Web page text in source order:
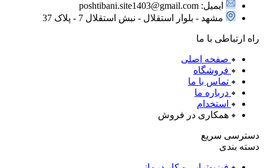
ایمیل: poshtibani.site1403@gmail.com
مشهد - بلوار استقلال - نبش استقلال 7 - پلاک 37
راه ارتباطی با ما
صفحه اصلی
فروشگاه
تماس با ما
درباره ما
استخدام
همکاری در فروش
دسترسی سریع
دسته بندی